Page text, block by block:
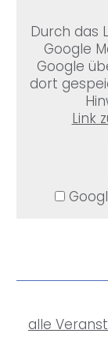
Durch das
Google
Google
dort
Link
alle